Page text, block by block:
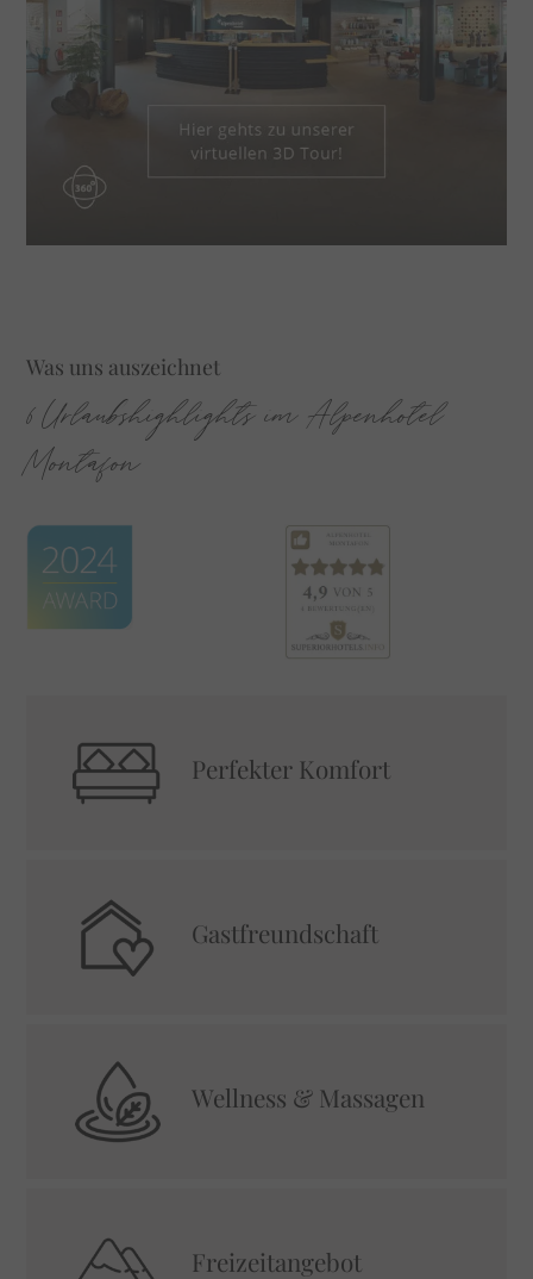
Was uns auszeichnet
6 Urlaubshighlights im Alpenhotel
Montafon
Perfekter Komfort
Gastfreundschaft
Wellness & Massagen
Freizeitangebot